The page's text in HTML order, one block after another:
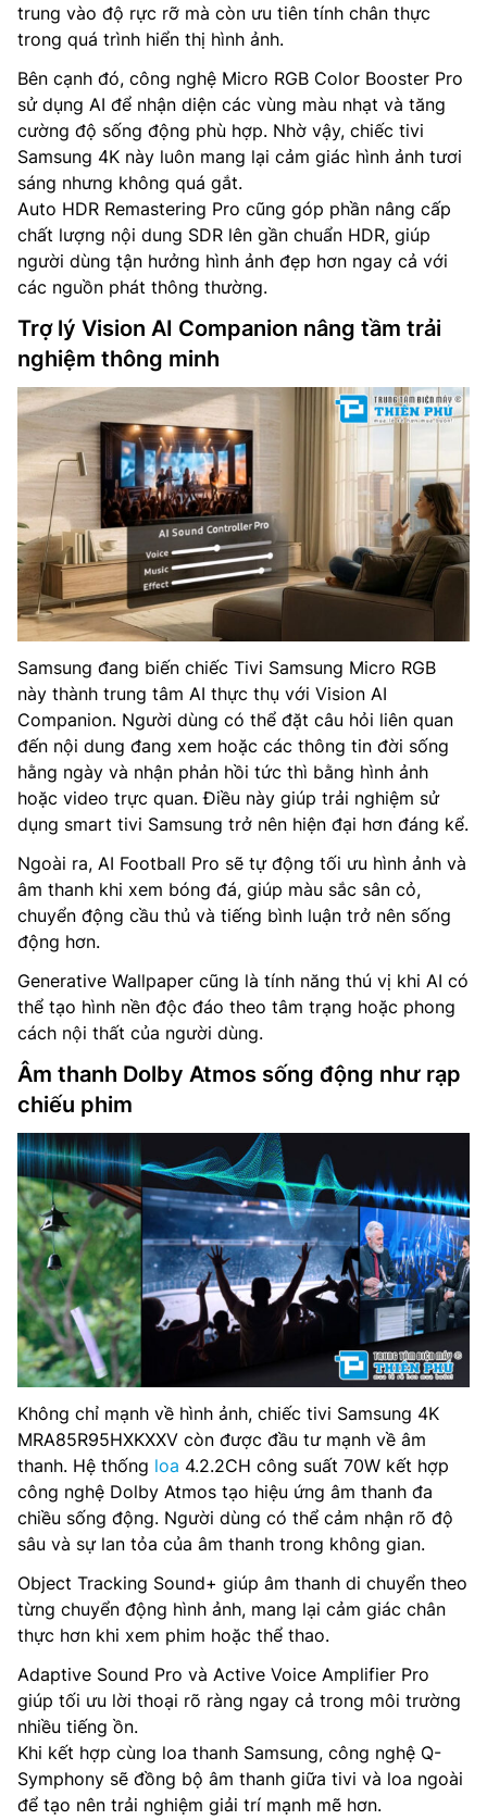
trung vào độ rực rỡ mà còn ưu tiên tính chân thực
trong quá trình hiển thị hình ảnh.
Bên cạnh đó, công nghệ Micro RGB Color Booster Pro
sử dụng AI để nhận diện các vùng màu nhạt và tăng
cường độ sống động phù hợp. Nhờ vậy, chiếc tivi
Samsung 4K này luôn mang lại cảm giác hình ảnh tươi
sáng nhưng không quá gắt.
Auto HDR Remastering Pro cũng góp phần nâng cấp
chất lượng nội dung SDR lên gần chuẩn HDR, giúp
người dùng tận hưởng hình ảnh đẹp hơn ngay cả với
các nguồn phát thông thường.
Trợ lý Vision AI Companion nâng tầm trải
nghiệm thông minh
Samsung đang biến chiếc Tivi Samsung Micro RGB
này thành trung tâm AI thực thụ với Vision AI
Companion. Người dùng có thể đặt câu hỏi liên quan
đến nội dung đang xem hoặc các thông tin đời sống
hằng ngày và nhận phản hồi tức thì bằng hình ảnh
hoặc video trực quan. Điều này giúp trải nghiệm sử
dụng smart tivi Samsung trở nên hiện đại hơn đáng kể.
Ngoài ra, AI Football Pro sẽ tự động tối ưu hình ảnh và
âm thanh khi xem bóng đá, giúp màu sắc sân cỏ,
chuyển động cầu thủ và tiếng bình luận trở nên sống
động hơn.
Generative Wallpaper cũng là tính năng thú vị khi AI có
thể tạo hình nền độc đáo theo tâm trạng hoặc phong
cách nội thất của người dùng.
Âm thanh Dolby Atmos sống động như rạp
chiếu phim
Không chỉ mạnh về hình ảnh, chiếc tivi Samsung 4K
MRA85R95HXKXXV còn được đầu tư mạnh về âm
thanh. Hệ thống loa 4.2.2CH công suất 70W kết hợp
công nghệ Dolby Atmos tạo hiệu ứng âm thanh đa
chiều sống động. Người dùng có thể cảm nhận rõ độ
sâu và sự lan tỏa của âm thanh trong không gian.
Object Tracking Sound+ giúp âm thanh di chuyển theo
từng chuyển động hình ảnh, mang lại cảm giác chân
thực hơn khi xem phim hoặc thể thao.
Adaptive Sound Pro và Active Voice Amplifier Pro
giúp tối ưu lời thoại rõ ràng ngay cả trong môi trường
nhiều tiếng ồn.
Khi kết hợp cùng loa thanh Samsung, công nghệ Q-
Symphony sẽ đồng bộ âm thanh giữa tivi và loa ngoài
để tạo nên trải nghiệm giải trí mạnh mẽ hơn.